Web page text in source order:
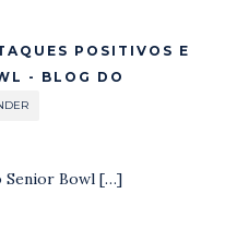
POSITIVOS E
- BLOG DO
Senior Bowl […]